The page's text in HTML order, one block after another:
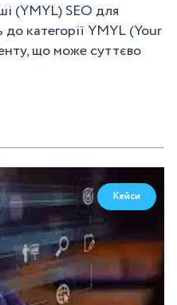
(YMYL) SEO для
категорії YMYL (Your
що може суттєво
Кейси